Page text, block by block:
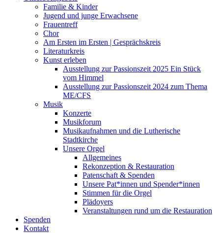
Familie & Kinder
Jugend und junge Erwachsene
Frauentreff
Chor
Am Ersten im Ersten | Gesprächskreis
Literaturkreis
Kunst erleben
Ausstellung zur Passionszeit 2025 Ein Stück
vom Himmel
Ausstellung zur Passionszeit 2024 zum Thema
ME/CFS
Musik
Konzerte
Musikforum
Musikaufnahmen und die Lutherische
Stadtkirche
Unsere Orgel
Allgemeines
Rekonzeption & Restauration
Patenschaft & Spenden
Unsere Pat*innen und Spender*innen
Stimmen für die Orgel
Plädoyers
Veranstaltungen rund um die Restauration
Spenden
Kontakt